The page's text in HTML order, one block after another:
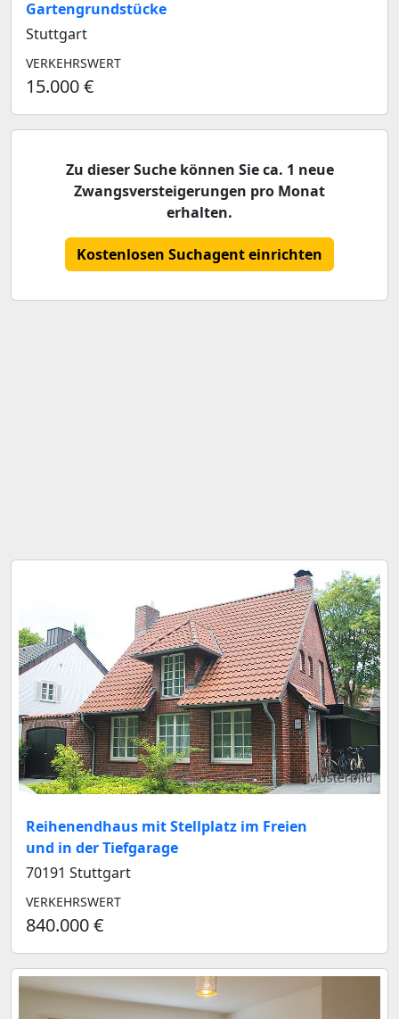
Gartengrundstücke
Stuttgart
VERKEHRSWERT
15.000 €
Zu dieser Suche können Sie ca. 1 neue
Zwangsversteigerungen pro Monat
erhalten.
Kostenlosen Suchagent einrichten
Musterbild
Reihenendhaus mit Stellplatz im Freien
und in der Tiefgarage
70191 Stuttgart
VERKEHRSWERT
840.000 €